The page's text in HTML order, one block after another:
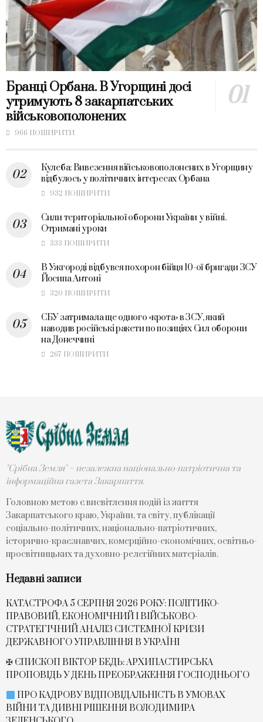
Бранці Орбана. В Угорщині досі
утримують 8 закарпатських
військовополонених
966 ПОШИРИТИ
Кулеба: Вивезення військовополонених в Угорщину
відбулось у політичних інтересах Орбана
932 ПОШИРИТИ
Сили територіальної оборони України у війні.
Отримані уроки
333 ПОШИРИТИ
В Ужгороді відбувся похорон бійця 10-ої бригади ЗСУ
Йосипа Антоні
320 ПОШИРИТИ
СБУ затримала ще одного «крота» в ЗСУ, який
наводив російські ракети по позиціях Сил оборони
на Донеччині
267 ПОШИРИТИ
"Срібна Земля" – незалежна національно-патріотична та
інформаційна газета Закарпаття.
Головною метою є висвітлення подій із життя
Закарпатського краю, України, та світу, публікації
соціально-політичних, національно-патріотичних,
історично-краєзнавчих, комерційно-економічних, освітньо-
просвітницьких та духовно-релегійних матеріалів.
Недавні записи
КАТАСТРОФА 5 СЕРПНЯ 2026 РОКУ: ПОЛІТИКО-
ПРАВОВИЙ, ЕКОНОМІЧНИЙ І ВІЙСЬКОВО-
СТРАТЕГІЧНИЙ АНАЛІЗ СИСТЕМНОЇ КРИЗИ
ДЕРЖАВНОГО УПРАВЛІННЯ В УКРАЇНІ
✠ ЄПИСКОП ВІКТОР БЕДЬ: АРХИПАСТИРСЬКА
ПРОПОВІДЬ У ДЕНЬ ПРЕОБРАЖЕННЯ ГОСПОДНЬОГО
ПРО КАДРОВУ ВІДПОВІДАЛЬНІСТЬ В УМОВАХ
ВІЙНИ ТА ДИВНІ РІШЕННЯ ВОЛОДИМИРА